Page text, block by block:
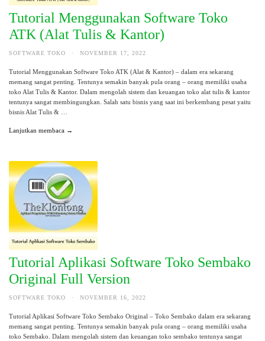
Tutorial Menggunakan Software Toko
ATK (Alat Tulis & Kantor)
SOFTWARE TOKO · NOVEMBER 17, 2022
Tutorial Menggunakan Software Toko ATK (Alat & Kantor) – dalam era sekarang
memang sangat penting. Tentunya semakin banyak pula orang – orang memiliki usaha
toko Alat Tulis & Kantor. Dalam mengolah sistem dan keuangan toko alat tulis & kantor
tentunya sangat membingungkan. Salah satu bisnis yang saat ini berkembang pesat yaitu
bisnis Alat Tulis & …
Lanjutkan membaca →
Tutorial Aplikasi Software Toko Sembako
Original Full Version
SOFTWARE TOKO · NOVEMBER 16, 2022
Tutorial Aplikasi Software Toko Sembako Original – Toko Sembako dalam era sekarang
memang sangat penting. Tentunya semakin banyak pula orang – orang memiliki usaha
toko Sembako. Dalam mengolah sistem dan keuangan toko sembako tentunya sangat